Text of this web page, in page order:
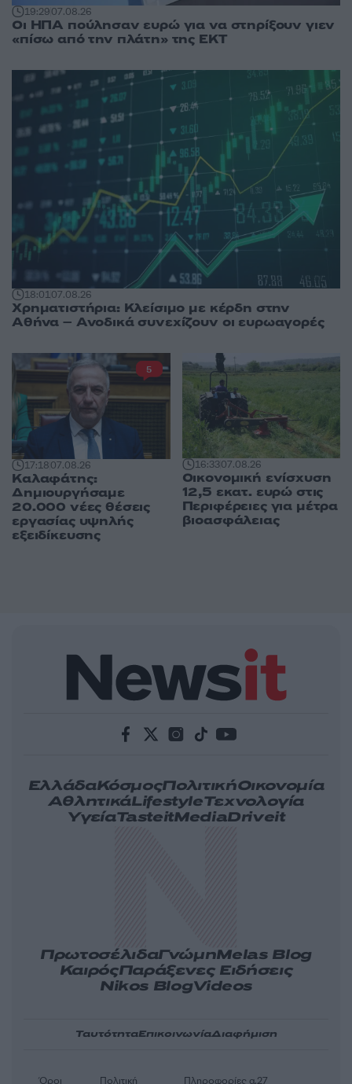
19:2907.08.26
Οι ΗΠΑ πούλησαν ευρώ για να στηρίξουν γιεν
«πίσω από την πλάτη» της ΕΚΤ
18:0107.08.26
Χρηματιστήρια: Κλείσιμο με κέρδη στην
Αθήνα – Ανοδικά συνεχίζουν οι ευρωαγορές
17:1807.08.26
Καλαφάτης:
Δημιουργήσαμε
20.000 νέες θέσεις
εργασίας υψηλής
εξειδίκευσης
5
16:3307.08.26
Οικονομική ενίσχυση
12,5 εκατ. ευρώ στις
Περιφέρειες για μέτρα
βιοασφάλειας
ΕλλάδαΚόσμοςΠολιτικήΟικονομία
ΑθλητικάLifestyleΤεχνολογία
ΥγείαTasteitMediaDriveit
ΠρωτοσέλιδαΓνώμηMelas Blog
ΚαιρόςΠαράξενες Ειδήσεις
Nikos BlogVideos
ΤαυτότηταΕπικοινωνίαΔιαφήμιση
Όροι Πολιτική Πληροφορίες α.27